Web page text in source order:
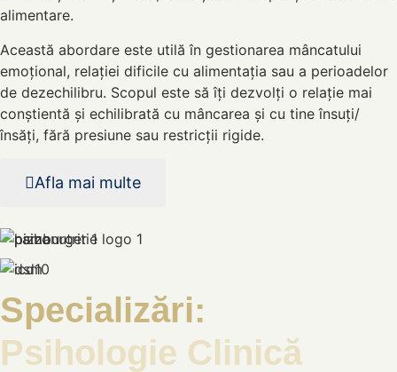
alimentare.
Această abordare este utilă în gestionarea mâncatului
emoțional, relației dificile cu alimentația sau a perioadelor
de dezechilibru. Scopul este să îți dezvolți o relație mai
conștientă și echilibrată cu mâncarea și cu tine însuți/
însăți, fără presiune sau restricții rigide.
Afla mai multe
Specializări:
Psihologie Clinică